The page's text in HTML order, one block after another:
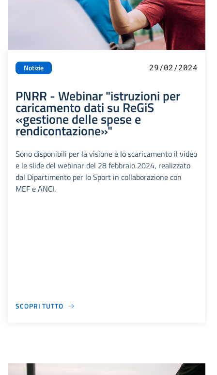
Notizie 29/02/2024
PNRR - Webinar "istruzioni per
caricamento dati su ReGiS
«gestione delle spese e
rendicontazione»"
Sono disponibili per la visione e lo scaricamento il video
e le slide del webinar del 28 febbraio 2024, realizzato
dal Dipartimento per lo Sport in collaborazione con
MEF e ANCI.
SCOPRI TUTTO